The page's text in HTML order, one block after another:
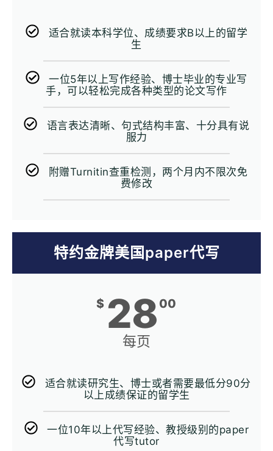
适合就读本科学位、成绩要求B以上的留学
生
一位5年以上写作经验、博士毕业的专业写
手，可以轻松完成各种类型的论文写作
语言表达清晰、句式结构丰富、十分具有说
服力
附赠Turnitin查重检测，两个月内不限次免
费修改
特约金牌美国paper代写
$ 28 00
每页
适合就读研究生、博士或者需要最低分90分
以上成绩保证的留学生
一位10年以上代写经验、教授级别的paper
代写tutor